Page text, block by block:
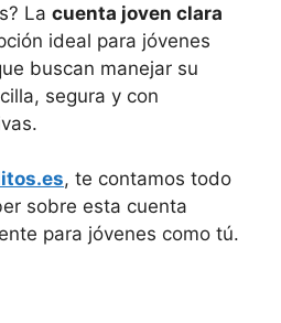
La cuenta joven clara
ideal para jóvenes
buscan manejar su
segura y con
, te contamos todo
sobre esta cuenta
para jóvenes como tú.​